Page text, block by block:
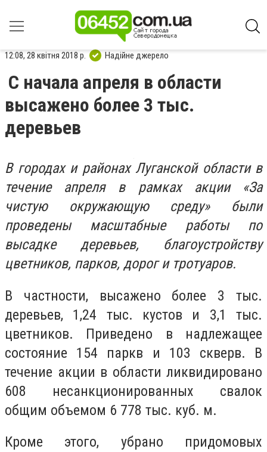
12:08, 28 квітня 2018 р. Надійне джерело
С начала апреля в области
высажено более 3 тыс.
деревьев
В городах и районах Луганской области в
течение апреля в рамках акции «За
чистую окружающую среду» были
проведены масштабные работы по
высадке деревьев, благоустройству
цветников, парков, дорог и тротуаров.
В частности, высажено более 3 тыс.
деревьев, 1,24 тыс. кустов и 3,1 тыс.
цветников. Приведено в надлежащее
состояние 154 паркв и 103 скверв. В
течение акции в области ликвидировано
608 несанкционированных свалок
общим объемом 6 778 тыс. куб. м.
Кроме этого, убрано придомовых